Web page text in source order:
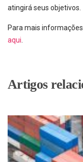
atingirá seus objetivos.
Para mais
aqui
Artigos